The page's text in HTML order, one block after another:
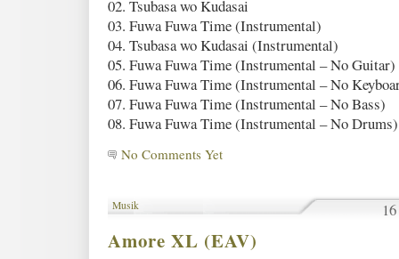
02. Tsubasa wo Kudasai
03. Fuwa Fuwa Time (Instrumental)
04. Tsubasa wo Kudasai (Instrumental)
05. Fuwa Fuwa Time (Instrumental – No Guitar)
06. Fuwa Fuwa Time (Instrumental – No
07. Fuwa Fuwa Time (Instrumental – No Bass)
08. Fuwa Fuwa Time (Instrumental – No Drums)
No Comments Yet
Musik
Amore XL (EAV)